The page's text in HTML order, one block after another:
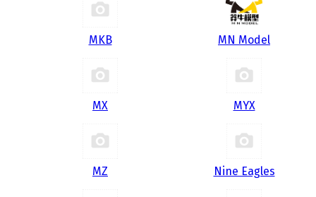
MKB MN Model
MX MYX
MZ Nine Eagles